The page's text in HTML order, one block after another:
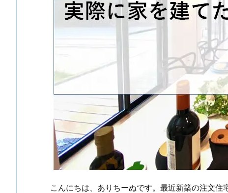
こんにちは、ありちーぬです。最近新築の注文住